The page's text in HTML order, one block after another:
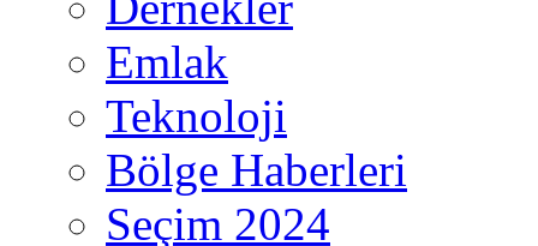
Emlak
Teknoloji
Bölge Haberleri
Seçim 2024